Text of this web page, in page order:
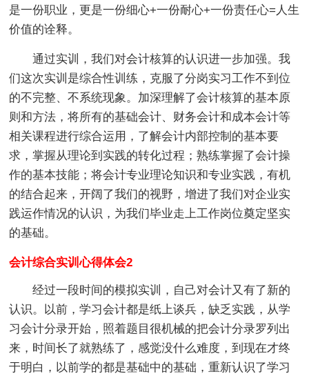
是一份职业，更是一份细心+一份耐心+一份责任心=人生
价值的诠释。
通过实训，我们对会计核算的认识进一步加强。我
们这次实训是综合性训练，克服了分岗实习工作不到位
的不完整、不系统现象。加深理解了会计核算的基本原
则和方法，将所有的基础会计、财务会计和成本会计等
相关课程进行综合运用，了解会计内部控制的基本要
求，掌握从理论到实践的转化过程；熟练掌握了会计操
作的基本技能；将会计专业理论知识和专业实践，有机
的结合起来，开阔了我们的视野，增进了我们对企业实
践运作情况的认识，为我们毕业走上工作岗位奠定坚实
的基础。
会计综合实训心得体会2
经过一段时间的模拟实训，自己对会计又有了新的
认识。以前，学习会计都是纸上谈兵，缺乏实践，从学
习会计分录开始，照着题目很机械的把会计分录罗列出
来，时间长了就熟练了，感觉没什么难度，到现在才终
于明白，以前学的都是基础中的基础，重新认识了学习